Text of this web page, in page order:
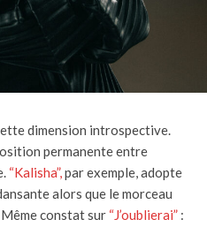
dimension introspective.
permanente entre
“Kalisha”,par exemple, adopte
alors que le morceau
constat sur “J’oublierai” :